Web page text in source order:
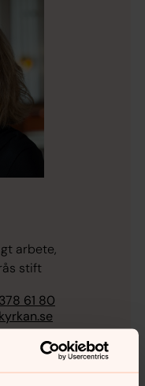
arbete,
stift
61 80